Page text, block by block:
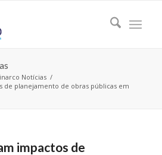
Notícias /
de planejamento de obras públicas em
impactos de